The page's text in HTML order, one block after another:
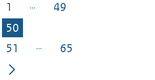
Pagina
1 Pagina
49
Pagina
50
Pagina
51 Pagina
65